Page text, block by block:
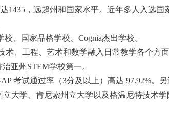
1435，远超州和国家水平。近年多人入选国
校、国家品格学校、Cognia杰出学校。
术、工程、艺术和数学融入日常教学各个方
亚州STEM学校第一。
考试通过率（3分及以上）高达 97.92%。
大学、肯尼索州立大学以及格温尼特技术